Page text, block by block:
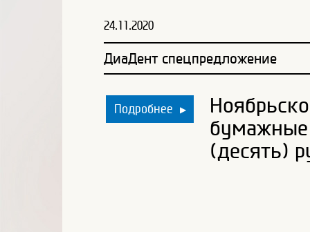
24.11.2020
ДиаДент спецпредложение
Подробнее ▶
бумажные
(десять)